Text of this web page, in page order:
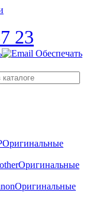
23
Оригинальные
Оригинальные
Оригинальные